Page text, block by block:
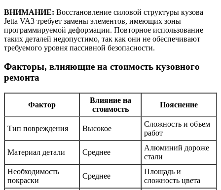
ВНИМАНИЕ: Восстановление силовой структуры кузова
Jetta VA3 требует замены элементов, имеющих зоны
программируемой деформации. Повторное использование
таких деталей недопустимо, так как они не обеспечивают
требуемого уровня пассивной безопасности.
Факторы, влияющие на стоимость кузовного
ремонта
Фактор
Влияние на
стоимость
Пояснение
Тип повреждения Высокое
Сложность и объем
работ
Материал детали Среднее
Алюминий дороже
стали
Необходимость
покраски
Среднее
Площадь и
сложность цвета